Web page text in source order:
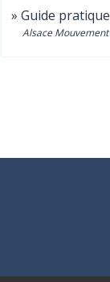
Guide
Alsace